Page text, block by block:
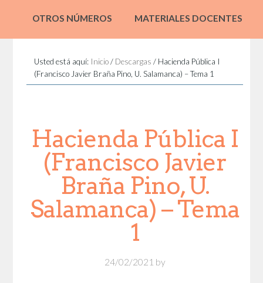
OTROS NÚMEROS MATERIALES DOCENTES
Usted está aquí: Inicio / Descargas / Hacienda Pública I
(Francisco Javier Braña Pino, U. Salamanca) – Tema 1
Hacienda Pública I
(Francisco Javier
Braña Pino, U.
Salamanca) – Tema
1
24/02/2021 by